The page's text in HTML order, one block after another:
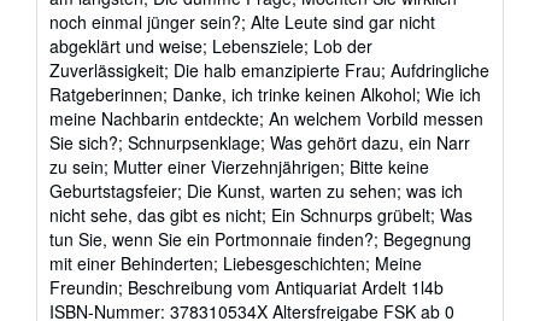
noch einmal jünger sein?; Alte Leute sind gar nicht
abgeklärt und weise; Lebensziele; Lob der
Zuverlässigkeit; Die halb emanzipierte Frau; Aufdringliche
Ratgeberinnen; Danke, ich trinke keinen Alkohol; Wie ich
meine Nachbarin entdeckte; An welchem Vorbild messen
Sie sich?; Schnurpsenklage; Was gehört dazu, ein Narr
zu sein; Mutter einer Vierzehnjährigen; Bitte keine
Geburtstagsfeier; Die Kunst, warten zu sehen; was ich
nicht sehe, das gibt es nicht; Ein Schnurps grübelt; Was
tun Sie, wenn Sie ein Portmonnaie finden?; Begegnung
mit einer Behinderten; Liebesgeschichten; Meine
Freundin; Beschreibung vom Antiquariat Ardelt 1l4b
ISBN-Nummer: 378310534X Altersfreigabe FSK ab 0